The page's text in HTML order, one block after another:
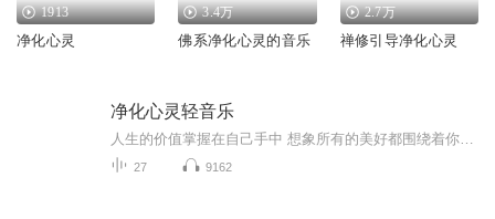
1913
净化心灵
3.4万
佛系净化心灵的音乐
2.7万
禅修引导净化心灵
净化心灵轻音乐
27 9162